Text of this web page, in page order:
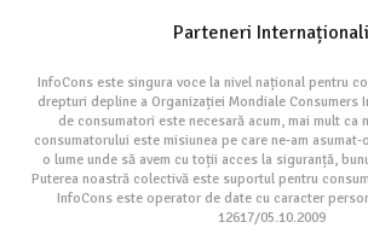
Parteneri Internaționali
InfoCons este singura voce la nivel național pentru
drepturi depline a Organizației Mondiale Consumers
de consumatori este necesară acum, mai mult ca
consumatorului este misiunea pe care ne-am
o lume unde să avem cu toții acces la siguranță,
Puterea noastră colectivă este suportul pentru
InfoCons este operator de date cu caracter
12617/05.10.2009